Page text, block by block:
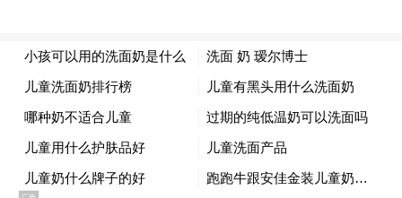
谈”的优秀传统，来自戏剧文学、戏剧表演、
戏剧教育、戏剧评论、戏剧传播等各领域的
中青年专家，将针对剧目开展点评。除剧目
研讨外，戏剧节还策划了“校园戏剧大家谈”
主题活动，共同回顾过往校园戏剧节办节历